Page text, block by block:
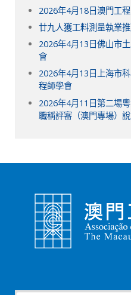
2026年4月18日澳門工
廿九人獲工料測量執業
2026年4月13日佛山市
會
2026年4月13日上海市
程師學會
2026年4月11日第二場
職稱評審（澳門專場）